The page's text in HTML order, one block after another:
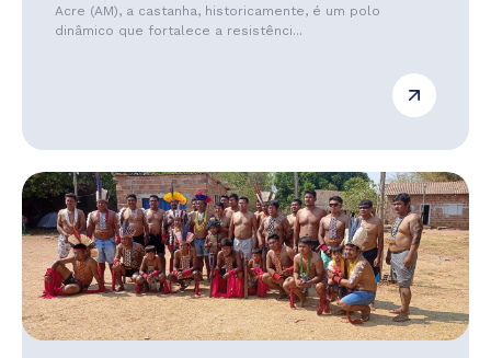
Acre (AM), a castanha, historicamente, é um polo
dinâmico que fortalece a resistênci...